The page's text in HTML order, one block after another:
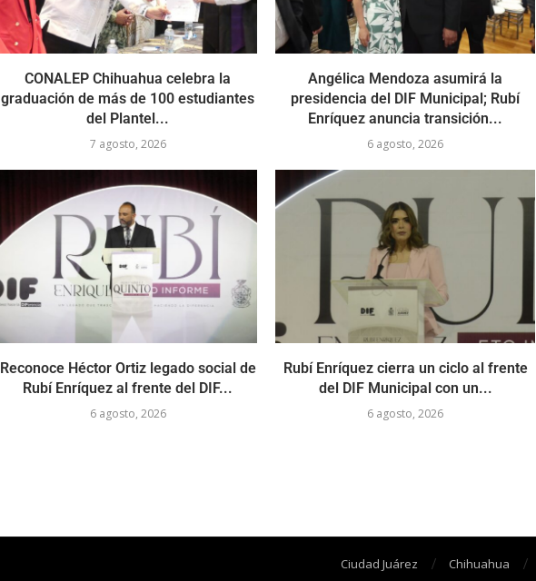
CONALEP Chihuahua celebra la
graduación de más de 100 estudiantes
del Plantel...
7 agosto, 2026
Angélica Mendoza asumirá la
presidencia del DIF Municipal; Rubí
Enríquez anuncia transición...
6 agosto, 2026
Reconoce Héctor Ortiz legado social de
Rubí Enríquez al frente del DIF...
6 agosto, 2026
Rubí Enríquez cierra un ciclo al frente
del DIF Municipal con un...
6 agosto, 2026
Ciudad Juárez Chihuahua